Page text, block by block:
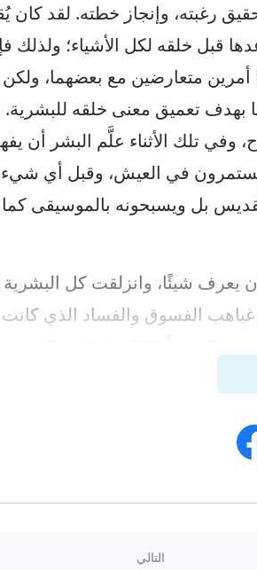
رغبته، وإنجاز خطته. لقد كان
قبل خلقه لكل الأشياء؛ ولذلك
أمرين متعارضين مع بعضهما،
بهدف تعميق معنى خلقه للبشرية.
تلك الأثناء علَّم البشر أن
في العيش، وقبل أي
بل ويسبحونه بالموسيقى
يعرف شيئًا، وانزلقت كل البشرية
الفسوق والفساد الذي كانت
وكانوا – مثل الآلات التي
جهالاً لم يوبخهم يهوه أو يؤدبهم
حتى نهاية عصر الناموس حيث
التالي